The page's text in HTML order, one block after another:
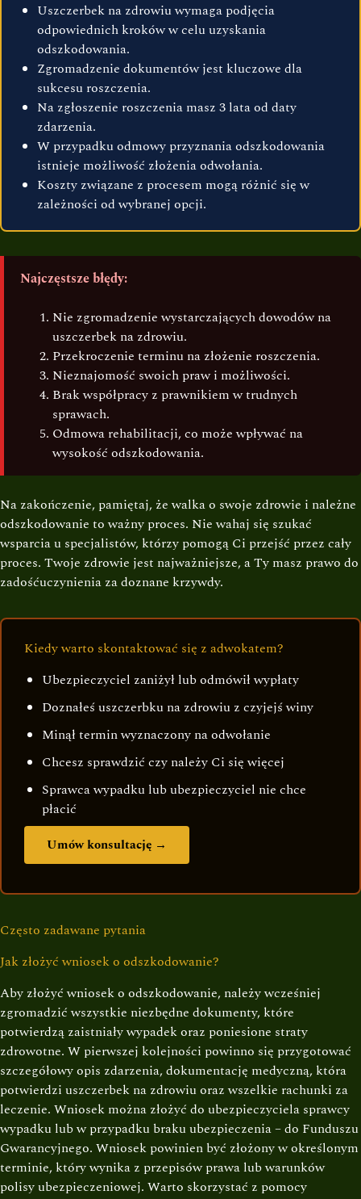
Uszczerbek na zdrowiu wymaga podjęcia
odpowiednich kroków w celu uzyskania
odszkodowania.
Zgromadzenie dokumentów jest kluczowe dla
sukcesu roszczenia.
Na zgłoszenie roszczenia masz 3 lata od daty
zdarzenia.
W przypadku odmowy przyznania odszkodowania
istnieje możliwość złożenia odwołania.
Koszty związane z procesem mogą różnić się w
zależności od wybranej opcji.
Najczęstsze błędy:
Nie zgromadzenie wystarczających dowodów na
uszczerbek na zdrowiu.
Przekroczenie terminu na złożenie roszczenia.
Nieznajomość swoich praw i możliwości.
Brak współpracy z prawnikiem w trudnych
sprawach.
Odmowa rehabilitacji, co może wpływać na
wysokość odszkodowania.
Na zakończenie, pamiętaj, że walka o swoje zdrowie i należne
odszkodowanie to ważny proces. Nie wahaj się szukać
wsparcia u specjalistów, którzy pomogą Ci przejść przez cały
proces. Twoje zdrowie jest najważniejsze, a Ty masz prawo do
zadośćuczynienia za doznane krzywdy.
Kiedy warto skontaktować się z adwokatem?
Ubezpieczyciel zaniżył lub odmówił wypłaty
Doznałeś uszczerbku na zdrowiu z czyjejś winy
Minął termin wyznaczony na odwołanie
Chcesz sprawdzić czy należy Ci się więcej
Sprawca wypadku lub ubezpieczyciel nie chce
płacić
Umów konsultację →
Często zadawane pytania
Jak złożyć wniosek o odszkodowanie?
Aby złożyć wniosek o odszkodowanie, należy wcześniej
zgromadzić wszystkie niezbędne dokumenty, które
potwierdzą zaistniały wypadek oraz poniesione straty
zdrowotne. W pierwszej kolejności powinno się przygotować
szczegółowy opis zdarzenia, dokumentację medyczną, która
potwierdzi uszczerbek na zdrowiu oraz wszelkie rachunki za
leczenie. Wniosek można złożyć do ubezpieczyciela sprawcy
wypadku lub w przypadku braku ubezpieczenia – do Funduszu
Gwarancyjnego. Wniosek powinien być złożony w określonym
terminie, który wynika z przepisów prawa lub warunków
polisy ubezpieczeniowej. Warto skorzystać z pomocy